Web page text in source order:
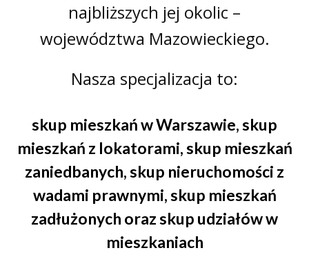
najbliższych jej okolic –
województwa Mazowieckiego.
Nasza specjalizacja to:
skup mieszkań w Warszawie,skup
mieszkań z lokatorami,skup mieszkań
zaniedbanych,skup nieruchomości z
wadami prawnymi,skup mieszkań
zadłużonych orazskup udziałów w
mieszkaniach